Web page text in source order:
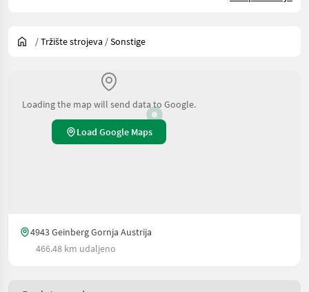
/Tržište strojeva /Sonstige
Loading the map will send data to Google.
Load Google Maps
4943 Geinberg Gornja Austrija
466.48 km udaljeno